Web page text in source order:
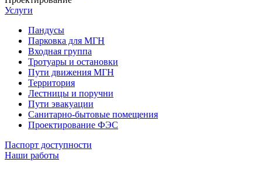
Услуги
Пандусы
Парковка для МГН
Входная группа
Тротуары и остановки
Пути движения МГН
Территория
Лестницы и поручни
Пути эвакуации
Санитарно-бытовые помещения
Проектирование ФЭС
Паспорт доступности
Наши работы